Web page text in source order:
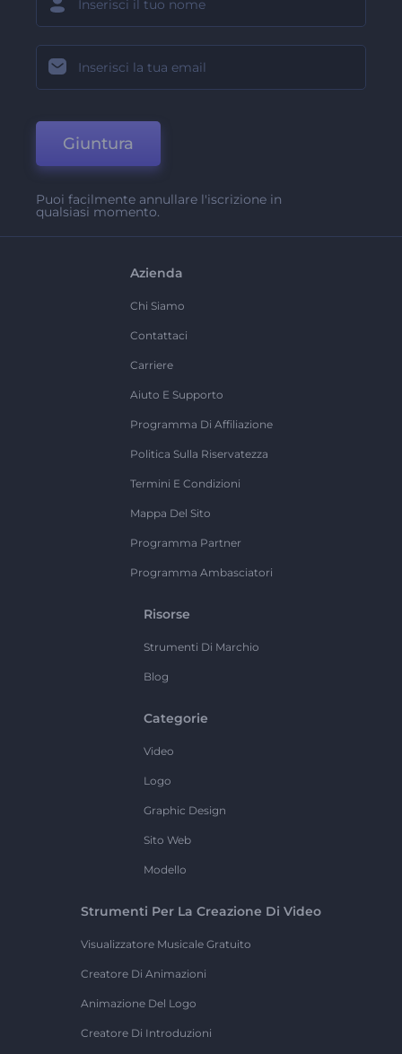
Giuntura
Puoi facilmente annullare l'iscrizione in
qualsiasi momento.
Azienda
Chi Siamo
Contattaci
Carriere
Aiuto E Supporto
Programma Di Affiliazione
Politica Sulla Riservatezza
Termini E Condizioni
Mappa Del Sito
Programma Partner
Programma Ambasciatori
Risorse
Strumenti Di Marchio
Blog
Categorie
Video
Logo
Graphic Design
Sito Web
Modello
Strumenti Per La Creazione Di Video
Visualizzatore Musicale Gratuito
Creatore Di Animazioni
Animazione Del Logo
Creatore Di Introduzioni